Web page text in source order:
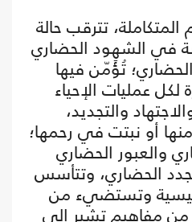
تترقب حالة
في الشهود الحضاري
تُؤَمّن فيها
لكل عمليات الإحياء
والتجديد،
أو نبتت في رحمها؛
والعبور الحضاري
الحضاري، وتتأسس
وتستضيء من
من مفاهيم تشير إلى